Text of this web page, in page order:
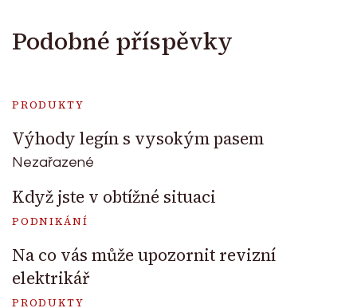
Podobné příspěvky
PRODUKTY
Výhody legín s vysokým pasem
Nezařazené
Když jste v obtížné situaci
PODNIKÁNÍ
Na co vás může upozornit revizní
elektrikář
PRODUKTY